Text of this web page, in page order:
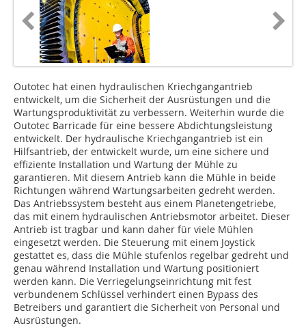
Outotec hat einen hydraulischen Kriechgangantrieb
entwickelt, um die Sicherheit der Ausrüstungen und die
Wartungsproduktivität zu verbessern. Weiterhin wurde die
Outotec Barricade für eine bessere Abdichtungsleistung
entwickelt. Der hydraulische Kriechgangantrieb ist ein
Hilfsantrieb, der entwickelt wurde, um eine sichere und
effiziente Installation und Wartung der Mühle zu
garantieren. Mit diesem Antrieb kann die Mühle in beide
Richtungen während Wartungsarbeiten gedreht werden.
Das Antriebssystem besteht aus einem Planetengetriebe,
das mit einem hydraulischen Antriebsmotor arbeitet. Dieser
Antrieb ist tragbar und kann daher für viele Mühlen
eingesetzt werden. Die Steuerung mit einem Joystick
gestattet es, dass die Mühle stufenlos regelbar gedreht und
genau während Installation und Wartung positioniert
werden kann. Die Verriegelungseinrichtung mit fest
verbundenem Schlüssel verhindert einen Bypass des
Betreibers und garantiert die Sicherheit von Personal und
Ausrüstungen.